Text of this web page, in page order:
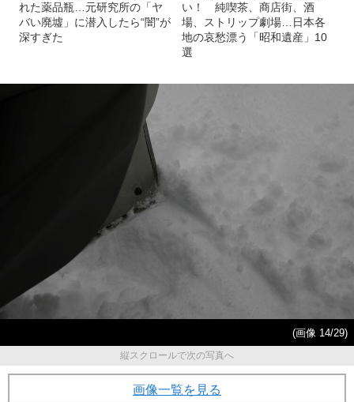
れた薬品瓶…元研究所の「ヤ
バい廃墟」に潜入したら“闇”が
深すぎた
い！ 純喫茶、商店街、酒
場、ストリップ劇場…日本各
地の哀愁漂う「昭和遺産」10
選
(画像 14/29)
縦スクロールで次の写真へ
画像一覧を見る